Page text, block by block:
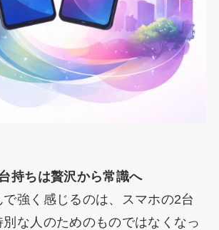
持ちは贅沢から常識へ
強く感じるのは、スマホの2台
な人のためのものではなくなっ